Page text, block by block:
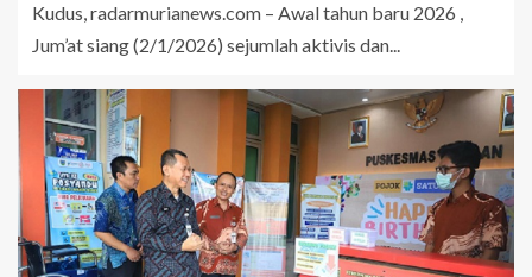
Kudus, radarmurianews.com – Awal tahun baru 2026 ,
Jum’at siang (2/1/2026) sejumlah aktivis dan...